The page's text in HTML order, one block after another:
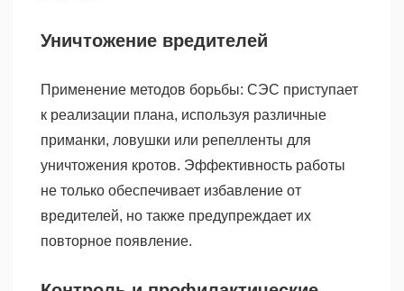
Уничтожение вредителей
Применение методов борьбы: СЭС приступает
к реализации плана, используя различные
приманки, ловушки или репелленты для
уничтожения кротов. Эффективность работы
не только обеспечивает избавление от
вредителей, но также предупреждает их
повторное появление.